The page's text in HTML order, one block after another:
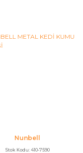
Nunbell
Stok Kodu: 410-7590